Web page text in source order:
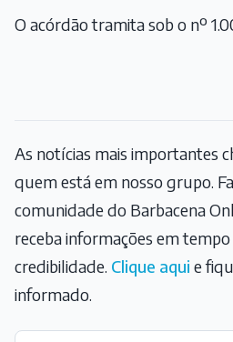
O acórdão tramita sob o nº
As notícias mais importantes
quem está em nosso grupo.
comunidade do Barbacena
receba informações em
credibilidade. Clique aqui e
informado.